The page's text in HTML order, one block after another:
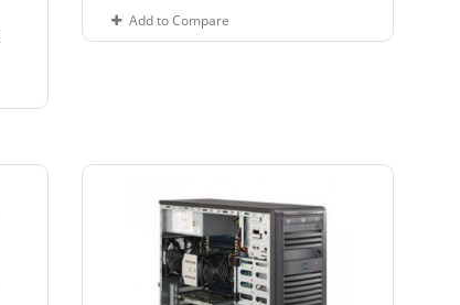
Add to Compare